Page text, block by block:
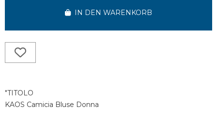
IN DEN WARENKORB
"TITOLO
KAOS Camicia Bluse Donna